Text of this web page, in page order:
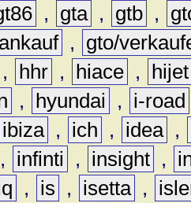
, gta , gtb ,
,
gto/
, hhr , hiace ,
hijet
, hyundai ,
i-road
ibiza , ich , idea ,
, infinti , insight ,
, is , isetta ,